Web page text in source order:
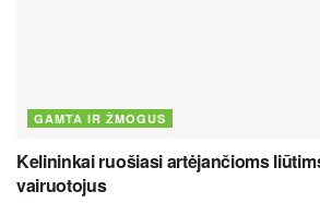
GAMTA IR ŽMOGUS
Kelininkai ruošiasi artėjančioms
vairuotojus